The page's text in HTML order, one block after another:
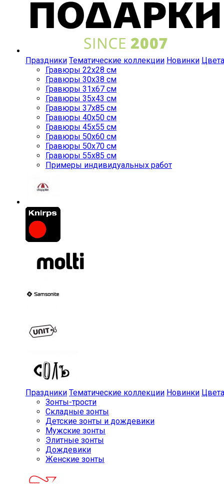
Праздники Тематические коллекции Новинки Цвета
Гравюры 22x28 см
Гравюры 30x38 см
Гравюры 31x67 см
Гравюры 35x43 см
Гравюры 37x85 см
Гравюры 40x50 см
Гравюры 45x55 см
Гравюры 50x60 см
Гравюры 50x70 см
Гравюры 55x85 см
Примеры индивидуальных работ
Праздники Тематические коллекции Новинки Цвета
Зонты-трости
Складные зонты
Детские зонты и дождевики
Мужские зонты
Элитные зонты
Дождевики
Женские зонты